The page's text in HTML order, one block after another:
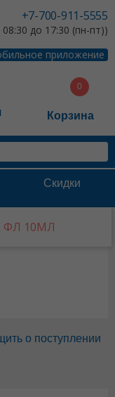
+7-700-911-5555
08:30 до 17:30 (пн-пт))
приложение
Корзина
Скидки
ФЛ 10МЛ
о поступлении